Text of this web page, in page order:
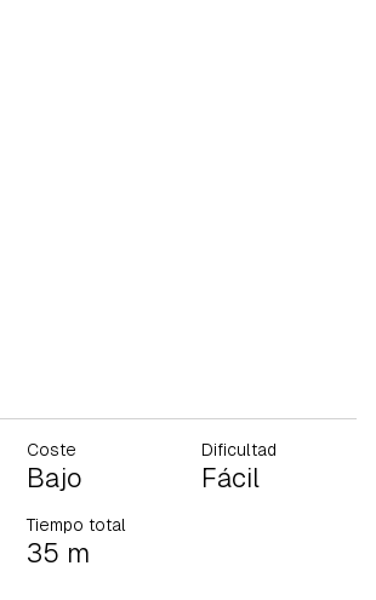
Coste
Bajo
Dificultad
Fácil
Tiempo total
35 m